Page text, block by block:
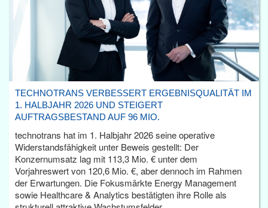
TECHNOTRANS VERBESSERT ERGEBNISQUALITÄT IM
1. HALBJAHR 2026 UND STEIGERT
AUFTRAGSBESTAND AUF 96 MIO.
technotrans hat im 1. Halbjahr 2026 seine operative
Widerstandsfähigkeit unter Beweis gestellt: Der
Konzernumsatz lag mit 113,3 Mio. € unter dem
Vorjahreswert von 120,6 Mio. €, aber dennoch im Rahmen
der Erwartungen. Die Fokusmärkte Energy Management
sowie Healthcare & Analytics bestätigten ihre Rolle als